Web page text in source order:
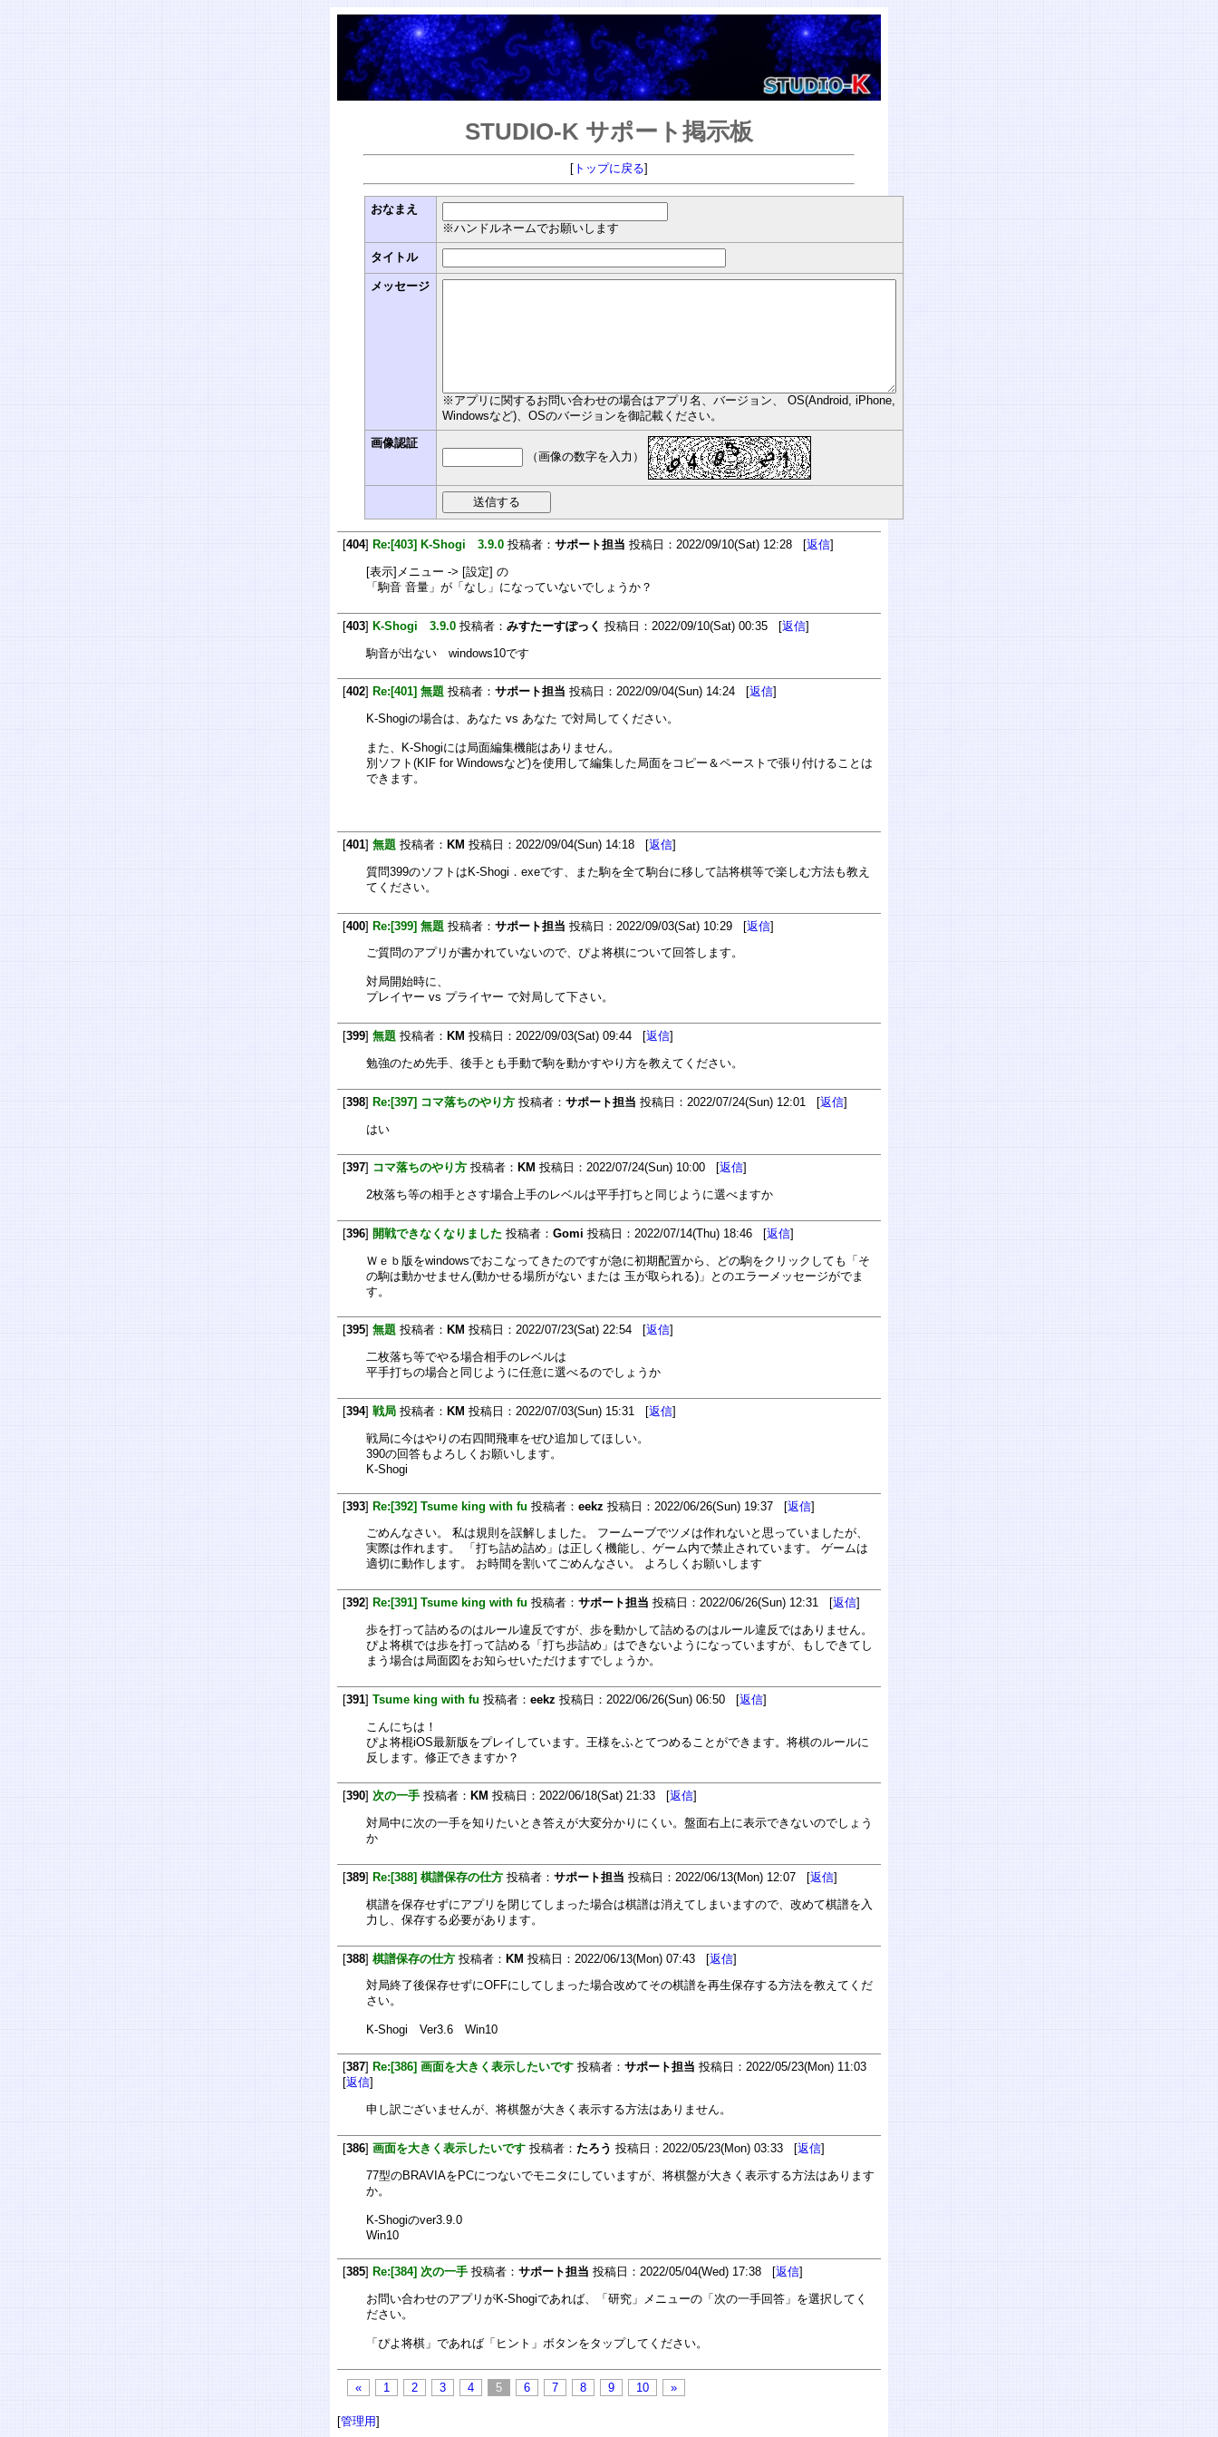
STUDIO-K サポート掲示板
[ トップに戻る]
おなまえ
※ハンドルネームでお願いします
タイトル
メッセージ
※アプリに関するお問い合わせの場合はアプリ名、バージョン、 OS(Android, iPhone,
Windowsなど)、OSのバージョンを御記載ください。
画像認証
（画像の数字を入力）
[404] Re:[403] K-Shogi 3.9.0 投稿者： サポート担当 投稿日：2022/09/10(Sat) 12:28 [返信]
[表示]メニュー -> [設定] の
「駒音 音量」が「なし」になっていないでしょうか？
[403] K-Shogi 3.9.0 投稿者： みすたーすぽっく 投稿日：2022/09/10(Sat) 00:35 [返信]
駒音が出ない windows10です
[402] Re:[401] 無題 投稿者： サポート担当 投稿日：2022/09/04(Sun) 14:24 [返信]
K-Shogiの場合は、あなた vs あなた で対局してください。
また、K-Shogiには局面編集機能はありません。
別ソフト(KIF for Windowsなど)を使用して編集した局面をコピー＆ペーストで張り付けることは
できます。
[401] 無題 投稿者： KM 投稿日：2022/09/04(Sun) 14:18 [返信]
質問399のソフトはK-Shogi．exeです、また駒を全て駒台に移して詰将棋等で楽しむ方法も教え
てください。
[400] Re:[399] 無題 投稿者： サポート担当 投稿日：2022/09/03(Sat) 10:29 [返信]
ご質問のアプリが書かれていないので、ぴよ将棋について回答します。
対局開始時に、
プレイヤー vs プライヤー で対局して下さい。
[399] 無題 投稿者： KM 投稿日：2022/09/03(Sat) 09:44 [返信]
勉強のため先手、後手とも手動で駒を動かすやり方を教えてください。
[398] Re:[397] コマ落ちのやり方 投稿者： サポート担当 投稿日：2022/07/24(Sun) 12:01 [返信]
はい
[397] コマ落ちのやり方 投稿者： KM 投稿日：2022/07/24(Sun) 10:00 [返信]
2枚落ち等の相手とさす場合上手のレベルは平手打ちと同じように選べますか
[396] 開戦できなくなりました 投稿者： Gomi 投稿日：2022/07/14(Thu) 18:46 [返信]
Ｗｅｂ版をwindowsでおこなってきたのですが急に初期配置から、どの駒をクリックしても「そ
の駒は動かせません(動かせる場所がない または 玉が取られる)」とのエラーメッセージがでま
す。
[395] 無題 投稿者： KM 投稿日：2022/07/23(Sat) 22:54 [返信]
二枚落ち等でやる場合相手のレベルは
平手打ちの場合と同じように任意に選べるのでしょうか
[394] 戦局 投稿者： KM 投稿日：2022/07/03(Sun) 15:31 [返信]
戦局に今はやりの右四間飛車をぜひ追加してほしい。
390の回答もよろしくお願いします。
K-Shogi
[393] Re:[392] Tsume king with fu 投稿者： eekz 投稿日：2022/06/26(Sun) 19:37 [返信]
ごめんなさい。 私は規則を誤解しました。 フームーブでツメは作れないと思っていましたが、
実際は作れます。 「打ち詰め詰め」は正しく機能し、ゲーム内で禁止されています。 ゲームは
適切に動作します。 お時間を割いてごめんなさい。 よろしくお願いします
[392] Re:[391] Tsume king with fu 投稿者： サポート担当 投稿日：2022/06/26(Sun) 12:31 [返信]
歩を打って詰めるのはルール違反ですが、歩を動かして詰めるのはルール違反ではありません。
ぴよ将棋では歩を打って詰める「打ち歩詰め」はできないようになっていますが、もしできてし
まう場合は局面図をお知らせいただけますでしょうか。
[391] Tsume king with fu 投稿者： eekz 投稿日：2022/06/26(Sun) 06:50 [返信]
こんにちは！
ぴよ将棍iOS最新版をプレイしています。王様をふとてつめることができます。将棋のルールに
反します。修正できますか？
[390] 次の一手 投稿者： KM 投稿日：2022/06/18(Sat) 21:33 [返信]
対局中に次の一手を知りたいとき答えが大変分かりにくい。盤面右上に表示できないのでしょう
か
[389] Re:[388] 棋譜保存の仕方 投稿者： サポート担当 投稿日：2022/06/13(Mon) 12:07 [返信]
棋譜を保存せずにアプリを閉じてしまった場合は棋譜は消えてしまいますので、改めて棋譜を入
力し、保存する必要があります。
[388] 棋譜保存の仕方 投稿者： KM 投稿日：2022/06/13(Mon) 07:43 [返信]
対局終了後保存せずにOFFにしてしまった場合改めてその棋譜を再生保存する方法を教えてくだ
さい。
K-Shogi Ver3.6 Win10
[387] Re:[386] 画面を大きく表示したいです 投稿者： サポート担当 投稿日：2022/05/23(Mon) 11:03
[返信]
申し訳ございませんが、将棋盤が大きく表示する方法はありません。
[386] 画面を大きく表示したいです 投稿者： たろう 投稿日：2022/05/23(Mon) 03:33 [返信]
77型のBRAVIAをPCにつないでモニタにしていますが、将棋盤が大きく表示する方法はあります
か。
K-Shogiのver3.9.0
Win10
[385] Re:[384] 次の一手 投稿者： サポート担当 投稿日：2022/05/04(Wed) 17:38 [返信]
お問い合わせのアプリがK-Shogiであれば、「研究」メニューの「次の一手回答」を選択してく
ださい。
「ぴよ将棋」であれば「ヒント」ボタンをタップしてください。
« 1 2 3 4 5 6 7 8 9 10 »
[管理用]